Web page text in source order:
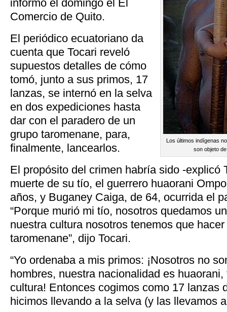
Los últimos indígenas
son objeto
informó el domingo el El
Comercio de Quito.
El periódico ecuatoriano da
cuenta que Tocari reveló
supuestos detalles de cómo
tomó, junto a sus primos, 17
lanzas, se internó en la selva
en dos expediciones hasta
dar con el paradero de un
grupo taromenane, para,
finalmente, lancearlos.
El propósito del crimen habría sido -explicó
muerte de su tío, el guerrero huaorani
años, y Buganey Caiga, de 64, ocurrida el
“Porque murió mi tío, nosotros quedamos
nuestra cultura nosotros tenemos que
taromenane”, dijo Tocari.
“Yo ordenaba a mis primos: ¡Nosotros no
hombres, nuestra nacionalidad es
cultura! Entonces cogimos como 17 lanzas
hicimos llevando a la selva (y las llevamos